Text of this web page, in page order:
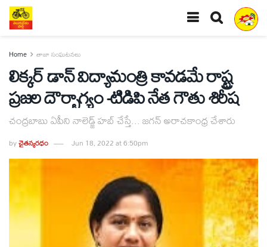
Home తాజా సంఘటనలు
లిక్కర్ డాన్ విద్యామంత్రి కావడమే రాష్ట్ర
ప్రజల దౌర్భాగ్యం -టిడిపి నేత గౌతు శిరీష
చంద్రబాబు ఏపీని నాలెడ్జ్ హబ్ చేస్తే... జగన్ అరాచకాంధ్ర చేశారు
byచైతన్యరధం Jun 18, 2022 at 6:50pm